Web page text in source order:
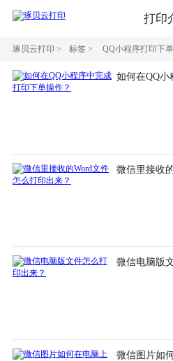
琢贝云打印 > 标签 > QQ小程序打印下单
如何在QQ小
微信里接收
微信电脑版
微信图片如
打印